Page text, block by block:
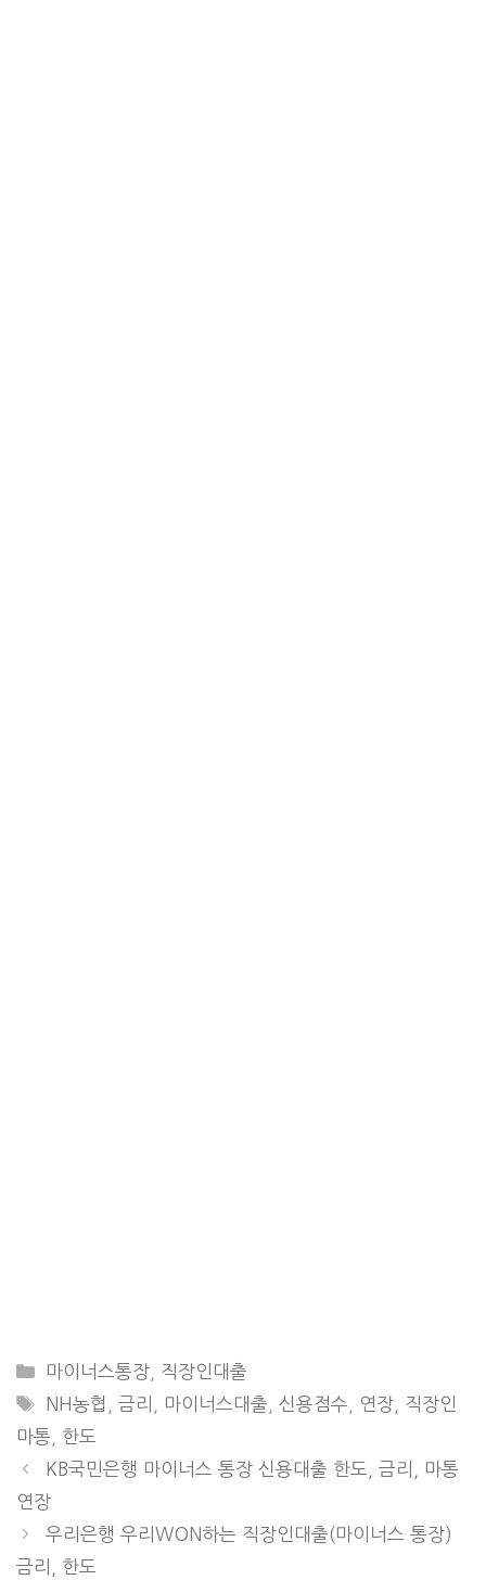
CATEGORIES
마이너스통장
직장인대출
TAGS
NH농협 ,금리 마이너스대출 ,신용점수 연장
직장인
마통
한도
KB국민은행 마이너스 통장 신용대출 한도, 금리, 마통
연장
우리은행 우리WON하는 직장인대출(마이너스 통장)
금리, 한도